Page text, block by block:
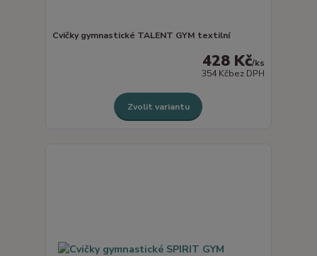
Cvičky gymnastické TALENT GYM textilní
428 Kč/ks
354 Kčbez DPH
Zvolit variantu